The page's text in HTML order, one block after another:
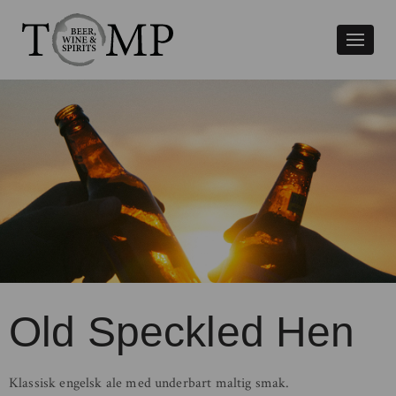
Växla
Old Speckled Hen
Klassisk engelsk ale med underbart maltig smak.